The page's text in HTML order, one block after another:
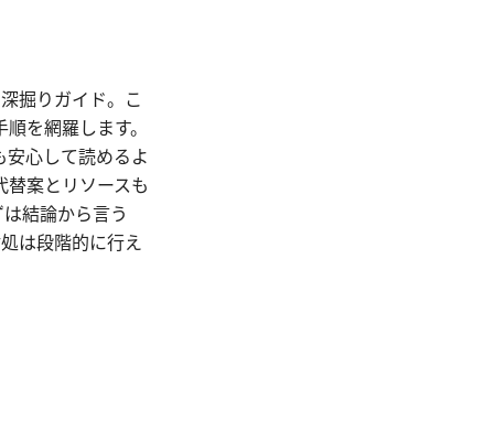
掘りガイド。こ
を網羅します。
心して読めるよ
案とリソースも
結論から言う
は段階的に行え